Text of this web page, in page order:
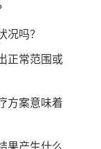
吗？
正常范围或
方案意味着
果产生什么